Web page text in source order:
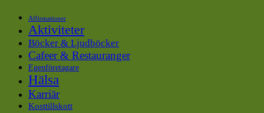
Affirmationer
Aktiviteter
Böcker & Ljudböcker
Cafeer & Restauranger
Egenföretagare
Hälsa
Karriär
Kosttillskott